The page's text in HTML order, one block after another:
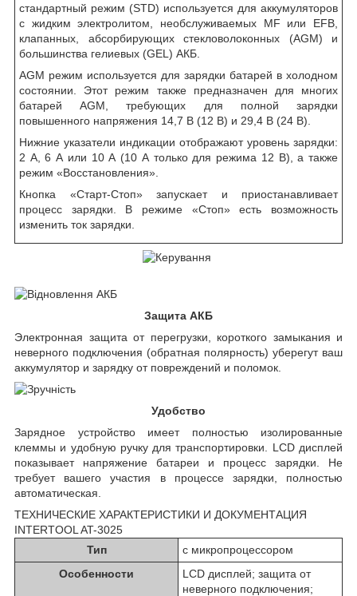
стандартный режим (STD) используется для аккумуляторов
с жидким электролитом, необслуживаемых MF или EFB,
клапанных, абсорбирующих стекловолоконных (AGM) и
большинства гелиевых (GEL) АКБ.
AGM режим используется для зарядки батарей в холодном
состоянии. Этот режим также предназначен для многих
батарей AGM, требующих для полной зарядки
повышенного напряжения 14,7 В (12 В) и 29,4 В (24 В).
Нижние указатели индикации отображают уровень зарядки:
2 А, 6 А или 10 А (10 А только для режима 12 В), а также
режим «Восстановления».
Кнопка «Старт-Стоп» запускает и приостанавливает
процесс зарядки. В режиме «Стоп» есть возможность
изменить ток зарядки.
Защита АКБ
Электронная защита от перегрузки, короткого замыкания и
неверного подключения (обратная полярность) уберегут ваш
аккумулятор и зарядку от повреждений и поломок.
Удобство
Зарядное устройство имеет полностью изолированные
клеммы и удобную ручку для транспортировки. LCD дисплей
показывает напряжение батареи и процесс зарядки. Не
требует вашего участия в процессе зарядки, полностью
автоматическая.
ТЕХНИЧЕСКИЕ ХАРАКТЕРИСТИКИ И ДОКУМЕНТАЦИЯ
INTERTOOL AT-3025
Тип
с микропроцессором
Особенности
LCD дисплей; защита от
неверного подключения;